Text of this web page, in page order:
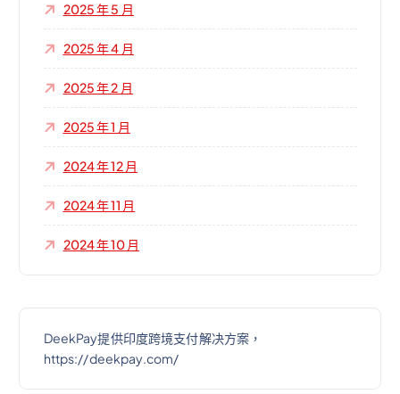
2025 年 5 月
2025 年 4 月
2025 年 2 月
2025 年 1 月
2024 年 12 月
2024 年 11 月
2024 年 10 月
DeekPay提供印度跨境支付解决方案，
https://deekpay.com/